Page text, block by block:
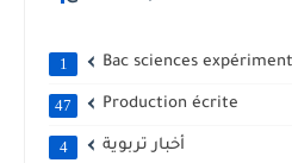
Bac sciences
1
Production écrite
47
أخبار تربوية 4